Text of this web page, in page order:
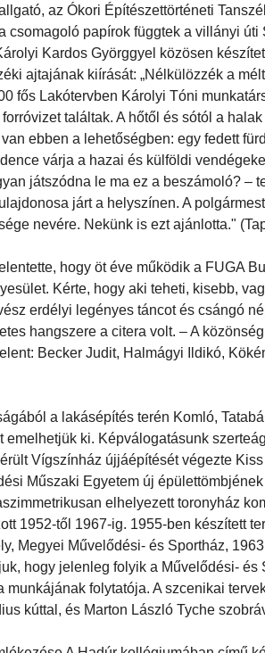
az Ókori Építészettörténeti
csomagoló papírok függtek a villányi
Kardos Györggyel közösen
ajtajának kiírását: „Nélkülözzék a
fős Lakótervben Károlyi Tóni
találtak. A hőtől és sótól a
ebben a lehetőségben: egy fedett
várja a hazai és külföldi
játszódna le ma ez a beszámoló?
járt a helyszínen. A
nevére. Nekünk is ezt ajánlotta."
hogy öt éve működik a FUGA
Kérte, hogy aki teheti, kisebb,
erdélyi legényes táncot és csángó
hangszere a citera volt. – A
Becker Judit, Halmágyi Ildikó,
a lakásépítés terén Komló,
emelhetjük ki. Képválogatásunk
Vígszínház újjáépítését végezte
Műszaki Egyetem új
elhelyezett toronyház
1952-től 1967-ig. 1955-ben készített
Megyei Művelődési- és Sportház,
hogy jelenleg folyik a Művelődési-
munkájának folytatója. A szcenikai
kúttal, és Marton László Tyche